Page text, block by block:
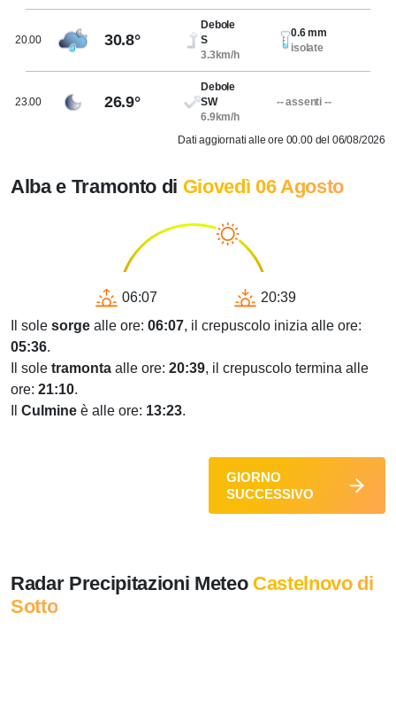
20.00 30.8°
Debole
S
3.3km/h
0.6 mm
isolate
23.00 26.9°
Debole
SW
6.9km/h
-- assenti --
Dati aggiornati alle ore 00.00 del 06/08/2026
Alba e Tramonto di Giovedì 06 Agosto
06:07
20:39
Il sole sorge alle ore: 06:07, il crepuscolo inizia alle ore:
05:36.
Il sole tramonta alle ore: 20:39, il crepuscolo termina alle
ore: 21:10.
Culmine è alle ore: 13:23.
GIORNO
SUCCESSIVO
Radar Precipitazioni Meteo Castelnovo di
Sotto